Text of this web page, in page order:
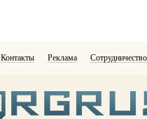
Контакты Реклама Сотрудничество